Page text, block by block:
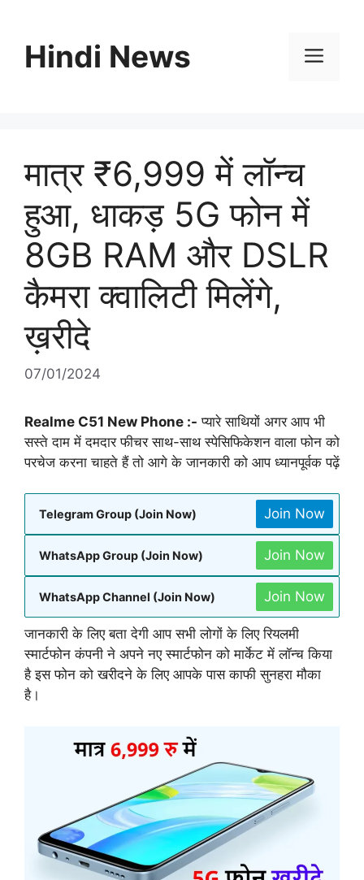
contentHindi News
मात्र ₹6,999 में लॉन्च
हुआ, धाकड़ 5G फोन में
8GB RAM और DSLR
कैमरा क्वालिटी मिलेंगे,
ख़रीदे
07/01/2024
Realme C51 New Phone :- प्यारे साथियों अगर आप भी
सस्ते दाम में दमदार फीचर साथ-साथ स्पेसिफिकेशन वाला फोन को
परचेज करना चाहते हैं तो आगे के जानकारी को आप ध्यानपूर्वक पढ़ें
Telegram Group (Join Now) Join Now
WhatsApp Group (Join Now) Join Now
WhatsApp Channel (Join Now) Join Now
जानकारी के लिए बता देगी आप सभी लोगों के लिए रियलमी
स्मार्टफोन कंपनी ने अपने नए स्मार्टफोन को मार्केट में लॉन्च किया
है इस फोन को खरीदने के लिए आपके पास काफी सुनहरा मौका
है।